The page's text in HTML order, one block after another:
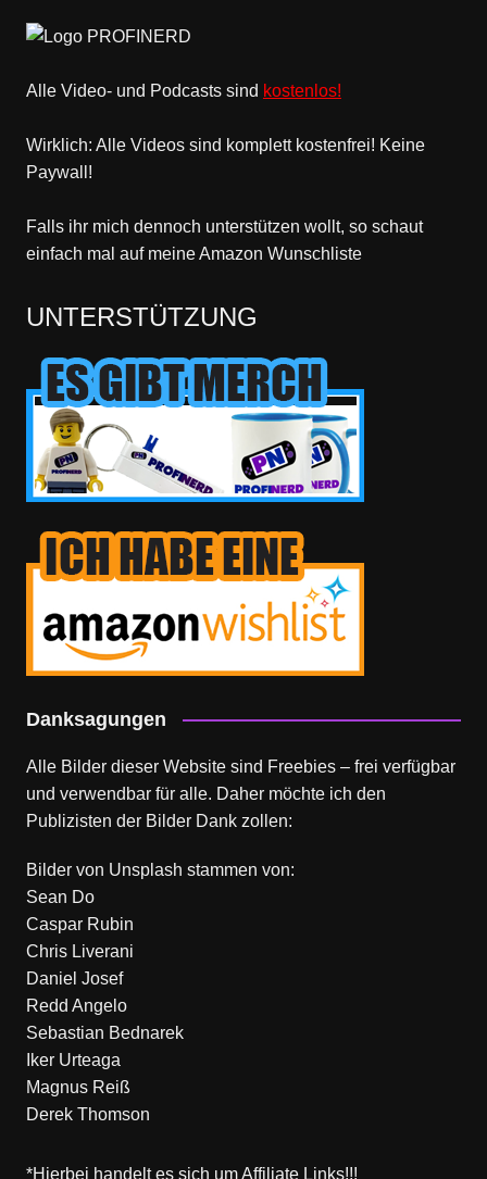
Alle Video- und Podcasts sind kostenlos!
Wirklich: Alle Videos sind komplett kostenfrei! Keine
Paywall!
Falls ihr mich dennoch unterstützen wollt, so schaut
einfach mal auf meine Amazon Wunschliste
UNTERSTÜTZUNG
Danksagungen
Alle Bilder dieser Website sind Freebies – frei verfügbar
und verwendbar für alle. Daher möchte ich den
Publizisten der Bilder Dank zollen:
Bilder von Unsplash stammen von:
Sean Do
Caspar Rubin
Chris Liverani
Daniel Josef
Redd Angelo
Sebastian Bednarek
Iker Urteaga
Magnus Reiß
Derek Thomson
*Hierbei handelt es sich um Affiliate Links!!!